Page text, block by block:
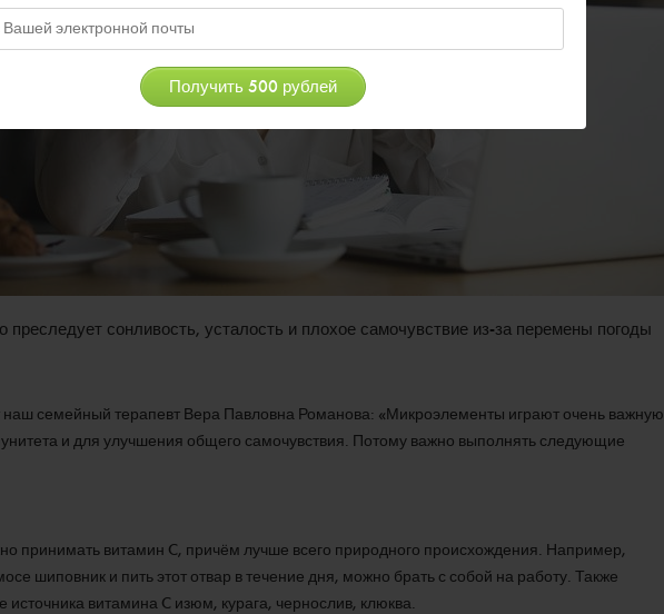
преследует сонливость, усталость и плохое самочувствие из-за перемены погоды
наш семейный терапевт Вера Павловна Романова: «Микроэлементы играют очень важную
и для улучшения общего самочувствия. Потому важно выполнять следующие
принимать витамин C, причём лучше всего природного происхождения. Например,
шиповник и пить этот отвар в течение дня, можно брать с собой на работу. Также
источника витамина C изюм, курага, чернослив, клюква.